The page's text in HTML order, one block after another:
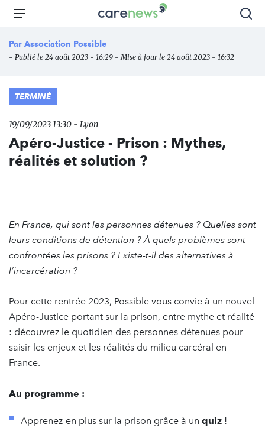
Aller
principal
Carenews,
média
des
Menu
Par Association Possible
- Publié le 24 août 2023 - 16:29 - Mise à jour le 24 août 2023 - 16:32
TERMINÉ
19/09/2023 13:30 - Lyon
Apéro-Justice - Prison : Mythes,
réalités et solution ?
En France, qui sont les personnes détenues ? Quelles sont
leurs conditions de détention ? À quels problèmes sont
confrontées les prisons ? Existe-t-il des alternatives à
l’incarcération ?
Pour cette rentrée 2023, Possible vous convie à un nouvel
Apéro-Justice portant sur la prison, entre mythe et réalité
: découvrez le quotidien des personnes détenues pour
saisir les enjeux et les réalités du milieu carcéral en
France.
Au programme :
Apprenez-en plus sur la prison grâce à un quiz !